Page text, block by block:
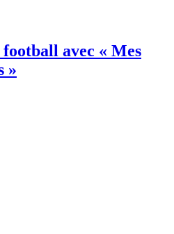
avec « Mes
»